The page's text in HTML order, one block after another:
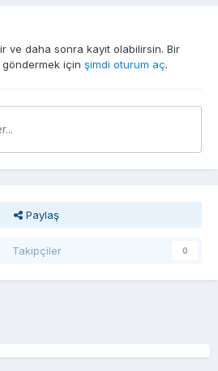
ve daha sonra kayıt olabilirsin. Bir
göndermek için şimdi oturum aç.
Paylaş
Takipçiler 0